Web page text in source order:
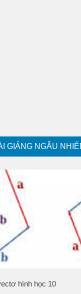
GIẢNG NGẪU
hình học 10